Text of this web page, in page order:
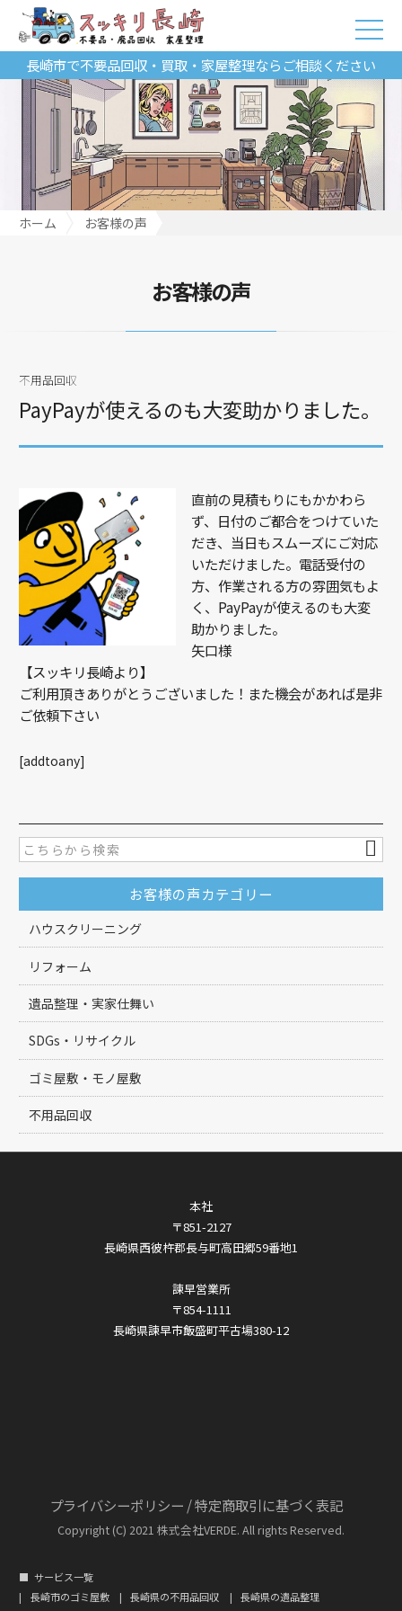
長崎市で不要品回収・買取・家屋整理ならご相談ください
ホーム
お客様の声
お客様の声
不用品回収
PayPayが使えるのも大変助かりました。
直前の見積もりにもかかわら
ず、日付のご都合をつけていた
だき、当日もスムーズにご対応
いただけました。電話受付の
方、作業される方の雰囲気もよ
く、PayPayが使えるのも大変
助かりました。
矢口様
【スッキリ長崎より】
ご利用頂きありがとうございました！また機会があれば是非
ご依頼下さい
[addtoany]
お客様の声カテゴリー
ハウスクリーニング
リフォーム
遺品整理・実家仕舞い
SDGs・リサイクル
ゴミ屋敷・モノ屋敷
不用品回収
本社
〒851-2127
長崎県西彼杵郡長与町高田郷59番地1
諫早営業所
〒854-1111
長崎県諫早市飯盛町平古場380-12
プライバシーポリシー /特定商取引に基づく表記
Copyright (C) 2021 株式会社VERDE. All rights Reserved.
サービス一覧
長崎市のゴミ屋敷
長崎県の不用品回収 長崎県の遺品整理